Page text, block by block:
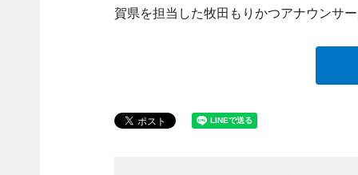
賀県を担当した牧田もりかつアナウンサ